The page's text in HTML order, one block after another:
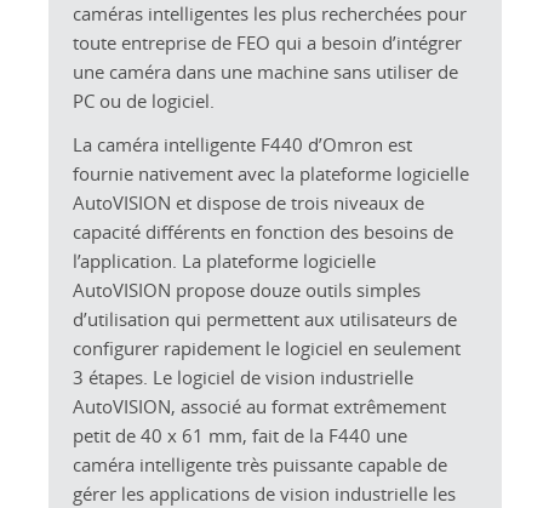
caméras intelligentes les plus recherchées pour
toute entreprise de FEO qui a besoin d’intégrer
une caméra dans une machine sans utiliser de
PC ou de logiciel.
La caméra intelligente F440 d’Omron est
fournie nativement avec la plateforme logicielle
AutoVISION et dispose de trois niveaux de
capacité différents en fonction des besoins de
l’application. La plateforme logicielle
AutoVISION propose douze outils simples
d’utilisation qui permettent aux utilisateurs de
configurer rapidement le logiciel en seulement
3 étapes. Le logiciel de vision industrielle
AutoVISION, associé au format extrêmement
petit de 40 x 61 mm, fait de la F440 une
caméra intelligente très puissante capable de
gérer les applications de vision industrielle les